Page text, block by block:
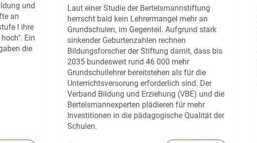
und
an
I ihre
Ein
die
Laut einer Studie der Bertelsmannstiftung
herrscht bald kein Lehrermangel mehr an
Grundschulen, im Gegenteil. Aufgrund stark
sinkender Geburtenzahlen rechnen
Bildungsforscher der Stiftung damit, dass bis
2035 bundesweit rund 46 000 mehr
Grundschullehrer bereitstehen als für die
Unterrichtsversorung erforderlich sind. Der
Verband Bildung und Erziehung (VBE) und die
Bertelsmannexperten plädieren für mehr
Investitionen in die pädagogische Qualität der
Schulen.